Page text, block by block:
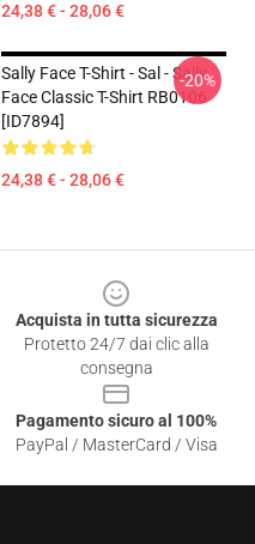
24,38 € - 28,06 €
Sally Face T-Shirt - Sal - Sally
Face Classic T-Shirt RB0106
[ID7894]
24,38 € - 28,06 €
-20%
Acquista in tutta sicurezza
Protetto 24/7 dai clic alla
consegna
Pagamento sicuro al 100%
PayPal / MasterCard / Visa